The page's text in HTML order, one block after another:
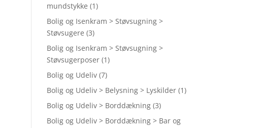
mundstykke (1)
Bolig og Isenkram > Støvsugning >
Støvsugere (3)
Bolig og Isenkram > Støvsugning >
Støvsugerposer (1)
Bolig og Udeliv (7)
Bolig og Udeliv > Belysning > Lyskilder (1)
Bolig og Udeliv > Borddækning (3)
Bolig og Udeliv > Borddækning > Bar og